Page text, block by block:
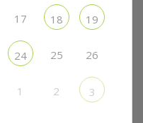
17 18 19
24 25 26
1 2 3